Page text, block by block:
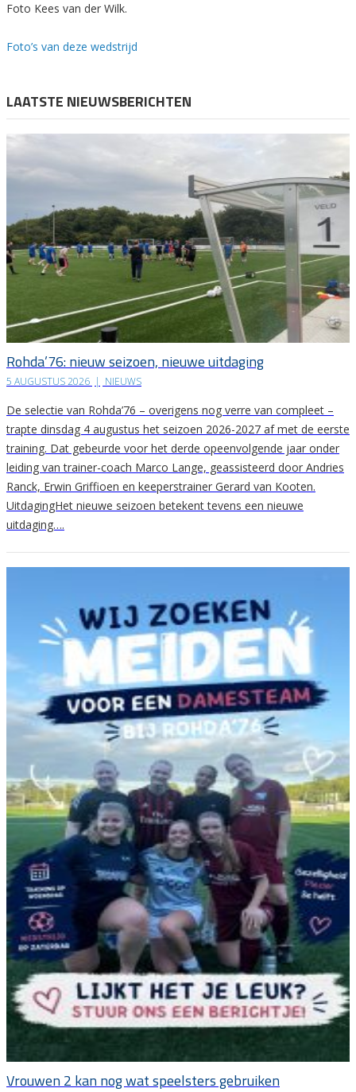
Foto Kees van der Wilk.
Foto’s van deze wedstrijd
LAATSTE NIEUWSBERICHTEN
Rohda’76: nieuw seizoen, nieuwe uitdaging
5 AUGUSTUS 2026 | NIEUWS
De selectie van Rohda’76 – overigens nog verre van compleet –
trapte dinsdag 4 augustus het seizoen 2026-2027 af met de eerste
training. Dat gebeurde voor het derde opeenvolgende jaar onder
leiding van trainer-coach Marco Lange, geassisteerd door Andries
Ranck, Erwin Griffioen en keeperstrainer Gerard van Kooten.
UitdagingHet nieuwe seizoen betekent tevens een nieuwe
uitdaging….
Vrouwen 2 kan nog wat speelsters gebruiken